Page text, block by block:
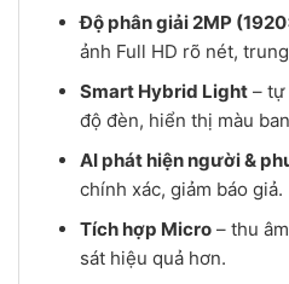
Độ phân giải 2MP
ảnh Full HD rõ nét,
Smart Hybrid Light– tự
độ đèn, hiển thị màu
AI phát hiện người &
chính xác, giảm báo giả.
Tích hợp Micro– thu
sát hiệu quả hơn.